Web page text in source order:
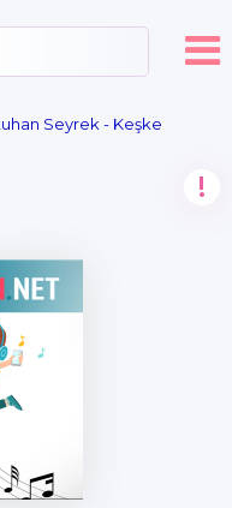
Seyrek - Keşke
!